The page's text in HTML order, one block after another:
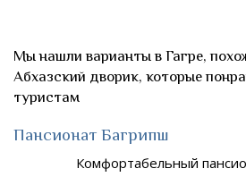
Мы нашли варианты в Гагре,
Абхазский дворик, которые
туристам
Пансионат Багрипш
Комфортабельный